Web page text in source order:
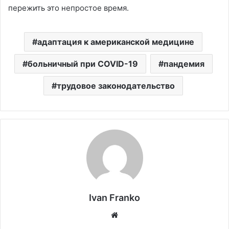
пережить это непростое время.
адаптация к американской медицине
больничный при COVID-19 пандемия
трудовое законодательство
Ivan Franko